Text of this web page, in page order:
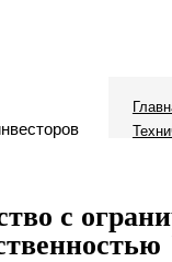
с